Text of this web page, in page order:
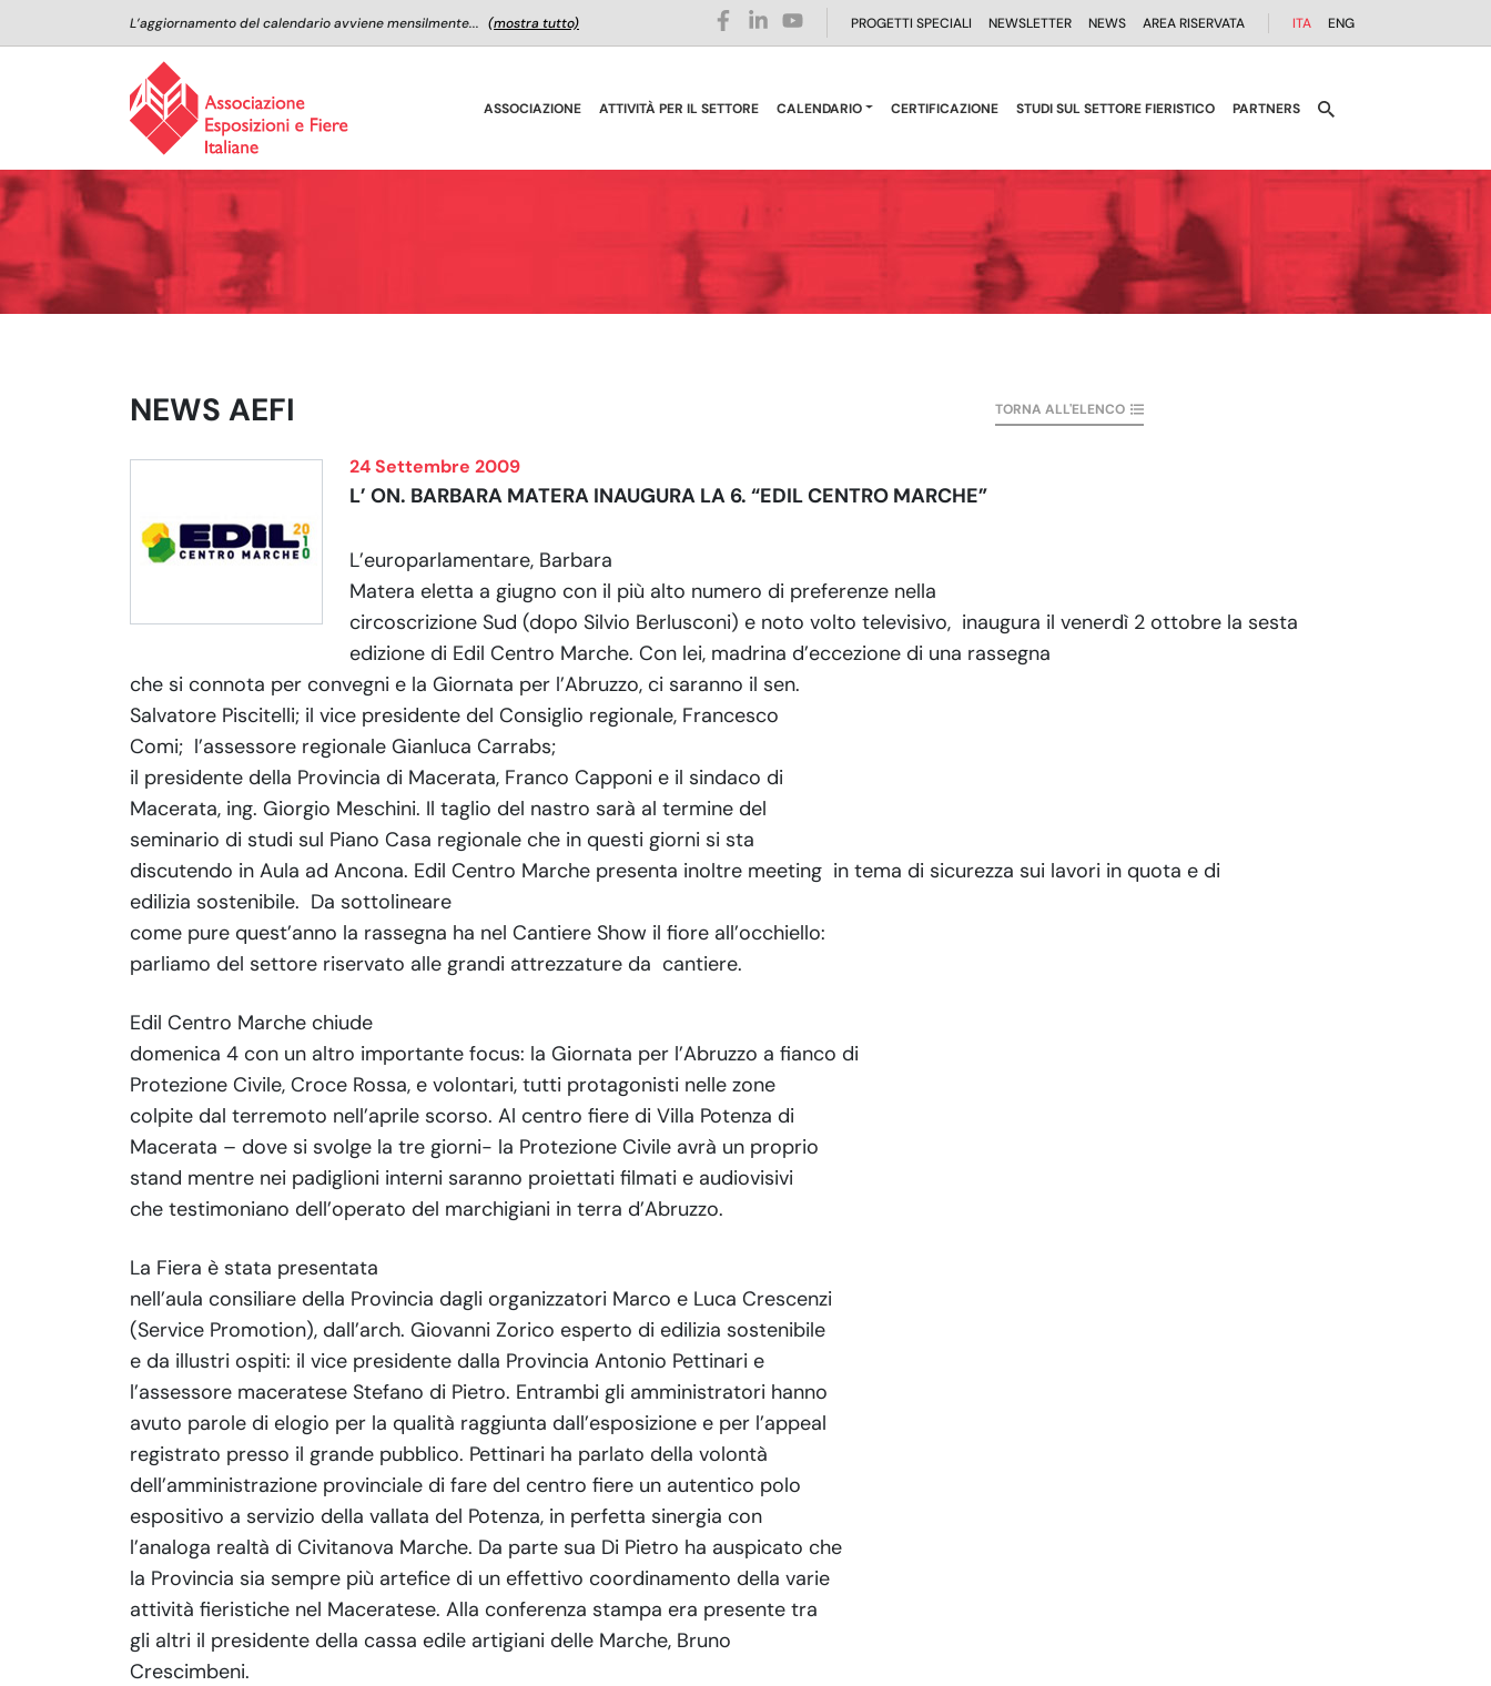
L’aggiornamento del calendario avviene mensilmente... (mostra tutto) PROGETTI SPECIALI NEWSLETTER NEWS AREA RISERVATA ITA ENG
ASSOCIAZIONE ATTIVITÀ PER IL SETTORE CALENDARIO CERTIFICAZIONE STUDI SUL SETTORE FIERISTICO PARTNERS
NEWS AEFI TORNA ALL'ELENCO
24 Settembre 2009
L’ ON. BARBARA MATERA INAUGURA LA 6. “EDIL CENTRO MARCHE”
L’europarlamentare, Barbara
Matera eletta a giugno con il più alto numero di preferenze nella
circoscrizione Sud (dopo Silvio Berlusconi) e noto volto televisivo, inaugura il venerdì 2 ottobre la sesta
edizione di Edil Centro Marche. Con lei, madrina d’eccezione di una rassegna
che si connota per convegni e la Giornata per l’Abruzzo, ci saranno il sen.
Salvatore Piscitelli; il vice presidente del Consiglio regionale, Francesco
Comi; l’assessore regionale Gianluca Carrabs;
il presidente della Provincia di Macerata, Franco Capponi e il sindaco di
Macerata, ing. Giorgio Meschini. Il taglio del nastro sarà al termine del
seminario di studi sul Piano Casa regionale che in questi giorni si sta
discutendo in Aula ad Ancona. Edil Centro Marche presenta inoltre meeting in tema di sicurezza sui lavori in quota e di
edilizia sostenibile. Da sottolineare
come pure quest’anno la rassegna ha nel Cantiere Show il fiore all’occhiello:
parliamo del settore riservato alle grandi attrezzature da cantiere.
Edil Centro Marche chiude
domenica 4 con un altro importante focus: la Giornata per l’Abruzzo a fianco di
Protezione Civile, Croce Rossa, e volontari, tutti protagonisti nelle zone
colpite dal terremoto nell’aprile scorso. Al centro fiere di Villa Potenza di
Macerata – dove si svolge la tre giorni- la Protezione Civile avrà un proprio
stand mentre nei padiglioni interni saranno proiettati filmati e audiovisivi
che testimoniano dell’operato del marchigiani in terra d’Abruzzo.
La Fiera è stata presentata
nell’aula consiliare della Provincia dagli organizzatori Marco e Luca Crescenzi
(Service Promotion), dall’arch. Giovanni Zorico esperto di edilizia sostenibile
e da illustri ospiti: il vice presidente dalla Provincia Antonio Pettinari e
l’assessore maceratese Stefano di Pietro. Entrambi gli amministratori hanno
avuto parole di elogio per la qualità raggiunta dall’esposizione e per l’appeal
registrato presso il grande pubblico. Pettinari ha parlato della volontà
dell’amministrazione provinciale di fare del centro fiere un autentico polo
espositivo a servizio della vallata del Potenza, in perfetta sinergia con
l’analoga realtà di Civitanova Marche. Da parte sua Di Pietro ha auspicato che
la Provincia sia sempre più artefice di un effettivo coordinamento della varie
attività fieristiche nel Maceratese. Alla conferenza stampa era presente tra
gli altri il presidente della cassa edile artigiani delle Marche, Bruno
Crescimbeni.